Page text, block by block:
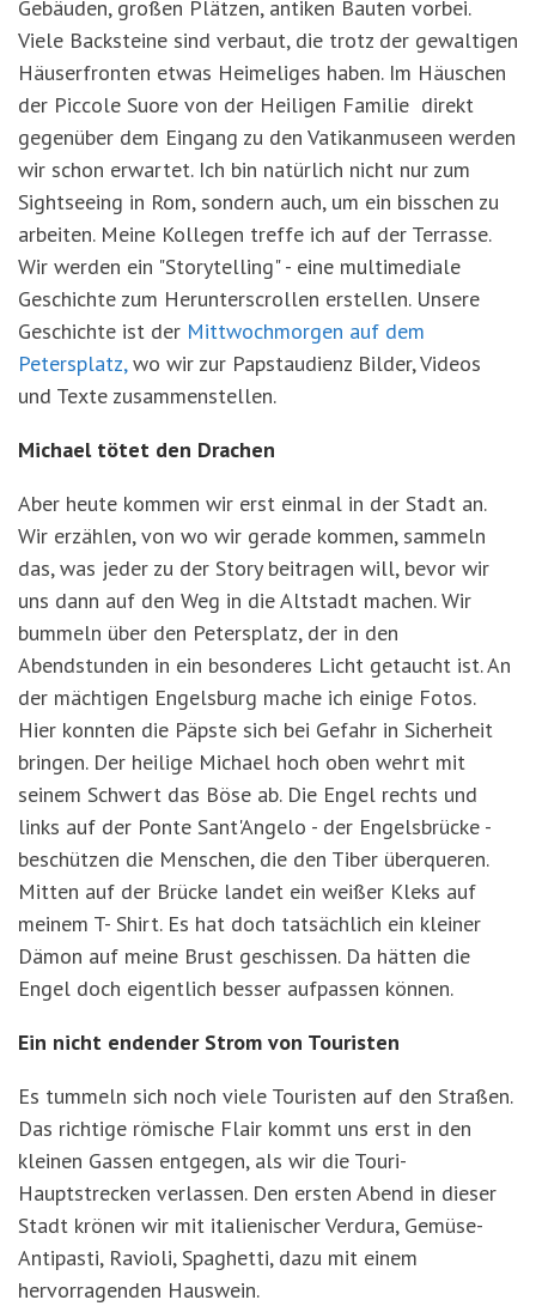
Gebäuden, großen Plätzen, antiken Bauten vorbei.
Viele Backsteine sind verbaut, die trotz der gewaltigen
Häuserfronten etwas Heimeliges haben. Im Häuschen
der Piccole Suore von der Heiligen Familie direkt
gegenüber dem Eingang zu den Vatikanmuseen werden
wir schon erwartet. Ich bin natürlich nicht nur zum
Sightseeing in Rom, sondern auch, um ein bisschen zu
arbeiten. Meine Kollegen treffe ich auf der Terrasse.
Wir werden ein "Storytelling" - eine multimediale
Geschichte zum Herunterscrollen erstellen. Unsere
Geschichte ist der Mittwochmorgen auf dem
Petersplatz,wo wir zur Papstaudienz Bilder, Videos
und Texte zusammenstellen.
Michael tötet den Drachen
Aber heute kommen wir erst einmal in der Stadt an.
Wir erzählen, von wo wir gerade kommen, sammeln
das, was jeder zu der Story beitragen will, bevor wir
uns dann auf den Weg in die Altstadt machen. Wir
bummeln über den Petersplatz, der in den
Abendstunden in ein besonderes Licht getaucht ist. An
der mächtigen Engelsburg mache ich einige Fotos.
Hier konnten die Päpste sich bei Gefahr in Sicherheit
bringen. Der heilige Michael hoch oben wehrt mit
seinem Schwert das Böse ab. Die Engel rechts und
links auf der Ponte Sant'Angelo - der Engelsbrücke -
beschützen die Menschen, die den Tiber überqueren.
Mitten auf der Brücke landet ein weißer Kleks auf
meinem T- Shirt. Es hat doch tatsächlich ein kleiner
Dämon auf meine Brust geschissen. Da hätten die
Engel doch eigentlich besser aufpassen können.
Ein nicht endender Strom von Touristen
Es tummeln sich noch viele Touristen auf den Straßen.
Das richtige römische Flair kommt uns erst in den
kleinen Gassen entgegen, als wir die Touri-
Hauptstrecken verlassen. Den ersten Abend in dieser
Stadt krönen wir mit italienischer Verdura, Gemüse-
Antipasti, Ravioli, Spaghetti, dazu mit einem
hervorragenden Hauswein.